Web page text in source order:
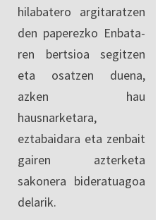
hilabatero argitaratzen
den paperezko Enbata-
ren bertsioa segitzen
eta osatzen duena,
azken hau
hausnarketara,
eztabaidara eta zenbait
gairen azterketa
sakonera bideratuagoa
delarik.